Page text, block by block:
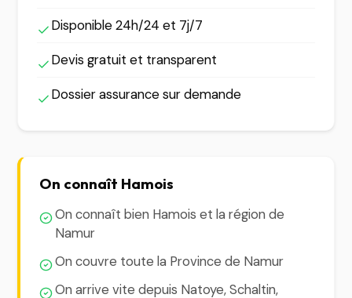
Disponible 24h/24 et 7j/7
Devis gratuit et transparent
Dossier assurance sur demande
On connaît Hamois
On connaît bien Hamois et la région de
Namur
On couvre toute la Province de Namur
On arrive vite depuis Natoye, Schaltin,